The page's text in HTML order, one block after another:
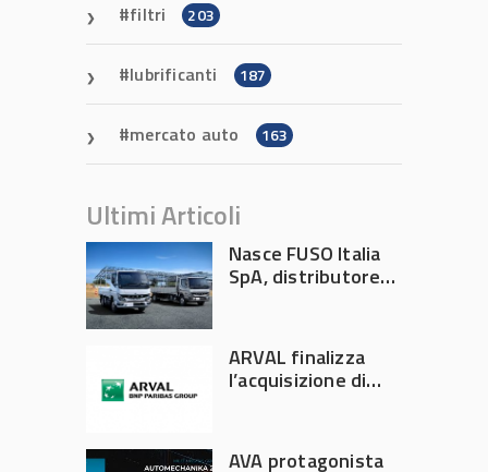
filtri 203
lubrificanti 187
mercato auto 163
Ultimi Articoli
Nasce FUSO Italia
SpA, distributore
ARVAL finalizza
l’acquisizione di
AVA protagonista